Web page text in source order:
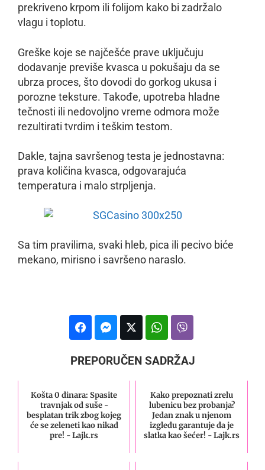
prekriveno krpom ili folijom kako bi zadržalo
vlagu i toplotu.
Greške koje se najčešće prave uključuju
dodavanje previše kvasca u pokušaju da se
ubrza proces, što dovodi do gorkog ukusa i
porozne teksture. Takođe, upotreba hladne
tečnosti ili nedovoljno vreme odmora može
rezultirati tvrdim i teškim testom.
Dakle, tajna savršenog testa je jednostavna:
prava količina kvasca, odgovarajuća
temperatura i malo strpljenja.
Sa tim pravilima, svaki hleb, pica ili pecivo biće
mekano, mirisno i savršeno naraslo.
PREPORUČEN SADRŽAJ
Košta 0 dinara: Spasite
travnjak od suše -
besplatan trik zbog kojeg
će se zeleneti kao nikad
pre! - Lajk.rs
Kako prepoznati zrelu
lubenicu bez probanja?
Jedan znak u njenom
izgledu garantuje da je
slatka kao šećer! - Lajk.rs